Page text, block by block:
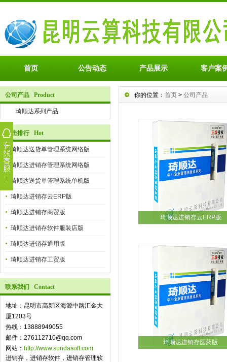
首页 公告动态 产品展示 客户案
公司产品 Product
琦顺达系列产品
点击排行 Hot
琦顺达送货单管理系统网络版
琦顺达进销存管理系统网络版
琦顺达送货单管理系统单机版
琦顺达进销存云ERP版
琦顺达进销存商贸版
琦顺达进销存软件服装店版
琦顺达进销存通用版
琦顺达进销存工贸版
联系我们 Contact
地址：昆明市高新区海源中路汇金大
厦1203号
热线：13888949055
邮件：276112710@qq.com
网站： http://www.sundasoft.com
进销存，进销存软件，进销存管理软
你的位置： 首页 > 公司产品
琦顺达进销存云ERP版
琦顺达进销存医药版